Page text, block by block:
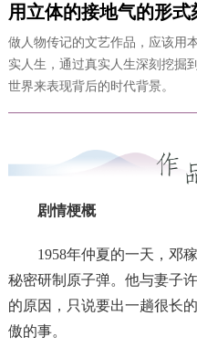
用立体的接地气的形式
做人物传记的文艺作品，应该用
实人生，通过真实人生深刻挖掘
世界来表现背后的时代背景。
剧情梗概
1958年仲夏的一天，邓
秘密研制原子弹。他与妻子
的原因，只说要出一趟很长
傲的事。